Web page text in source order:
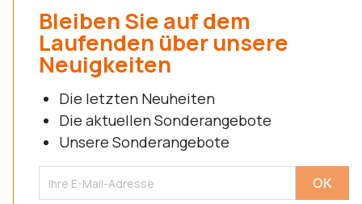
Bleiben Sie auf dem
Laufenden über unsere
Neuigkeiten
Die letzten Neuheiten
Die aktuellen Sonderangebote
Unsere Sonderangebote